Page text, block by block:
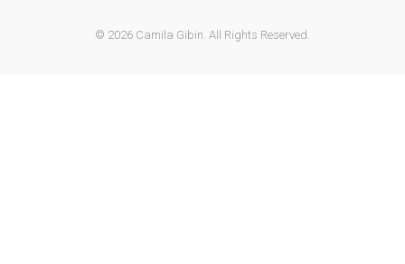
© 2026 Camila Gibin. All Rights Reserved.